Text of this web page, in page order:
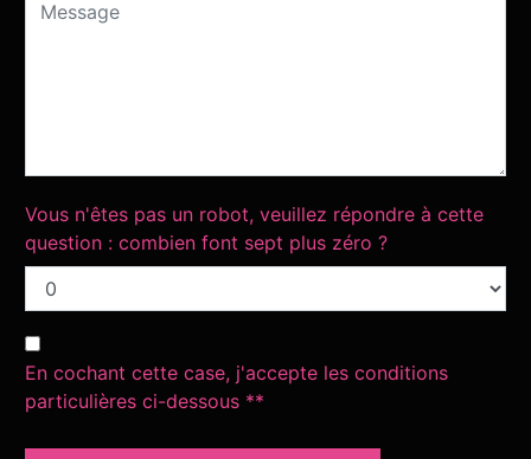
Vous n'êtes pas un robot, veuillez répondre à cette
question : combien font sept plus zéro ?
En cochant cette case, j'accepte les conditions
particulières ci-dessous **